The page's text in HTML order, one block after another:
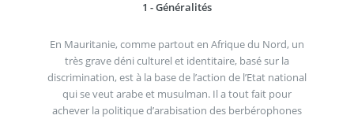
1 - Généralités
En Mauritanie, comme partout en Afrique du Nord, un
très grave déni culturel et identitaire, basé sur la
discrimination, est à la base de l’action de l’Etat national
qui se veut arabe et musulman. Il a tout fait pour
achever la politique d’arabisation des berbérophones